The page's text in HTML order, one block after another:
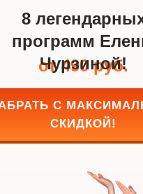
от 490 руб.
8
программ
Чурзиной!
С
СКИДКОЙ!